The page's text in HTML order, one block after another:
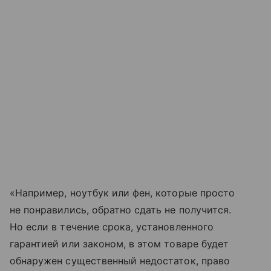
«Например, ноутбук или фен, которые просто
не понравились, обратно сдать не получится.
Но если в течение срока, установленного
гарантией или законом, в этом товаре будет
обнаружен существенный недостаток, право